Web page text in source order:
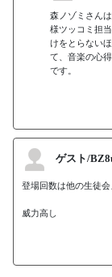
森ノゾミさん
様ツッコミ担
けをとらない
て、音楽の心
です。
ゲスト/
登場回数は他の生徒
威力高し